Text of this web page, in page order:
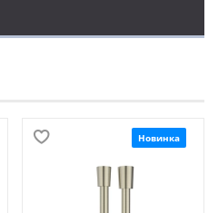
Новинка